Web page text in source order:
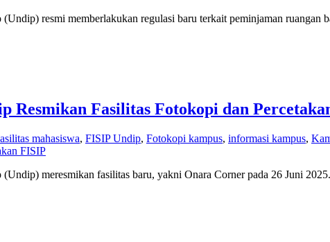
resmi memberlakukan regulasi baru terkait peminjaman ruangan
Resmikan Fasilitas Fotokopi dan
mahasiswa, FISIP Undip, Fotokopi kampus, informasi kampus,
FISIP
meresmikan fasilitas baru, yakni Onara Corner pada 26 Juni